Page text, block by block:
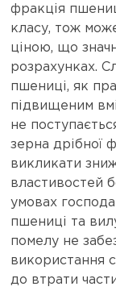
фракція
класу, тож
ціною, що
розрахунках.
пшениці, як
підвищеним
не
зерна дрібної
викликати
властивостей
умовах
пшениці та
помелу не
використання
до втрати